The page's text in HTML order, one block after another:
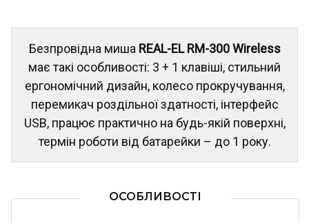
Безпровідна миша REAL-EL RM-300 Wireless
має такі особливості: 3 + 1 клавіші, cтильний
ергономічний дизайн, колесо прокручування,
перемикач роздільної здатності, інтерфейс
USB, працює практично на будь-якій поверхні,
термін роботи від батарейки – до 1 року.
ОСОБЛИВОСТІ